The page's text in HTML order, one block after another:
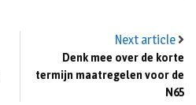
Next article
Denk mee over de korte
termijn maatregelen voor de
N65